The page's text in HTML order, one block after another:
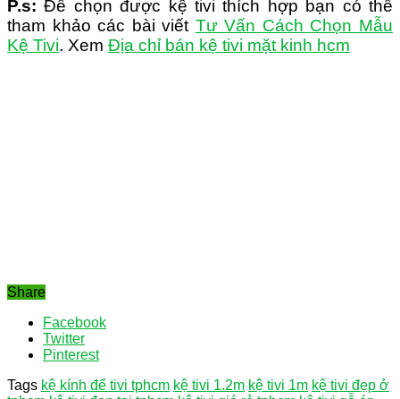
P.s: Để chọn được kệ tivi thích hợp bạn có thể
tham khảo các bài viết Tư Vấn Cách Chọn Mẫu
Kệ Tivi. Xem Địa chỉ bán kệ tivi mặt kinh hcm
Share
Facebook
Twitter
Pinterest
Tags kệ kính để tivi tphcm kệ tivi 1.2m kệ tivi 1m kệ tivi đẹp ở